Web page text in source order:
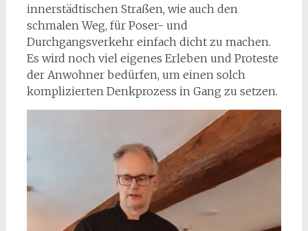
innerstädtischen Straßen, wie auch den
schmalen Weg, für Poser- und
Durchgangsverkehr einfach dicht zu machen.
Es wird noch viel eigenes Erleben und Proteste
der Anwohner bedürfen, um einen solch
komplizierten Denkprozess in Gang zu setzen.